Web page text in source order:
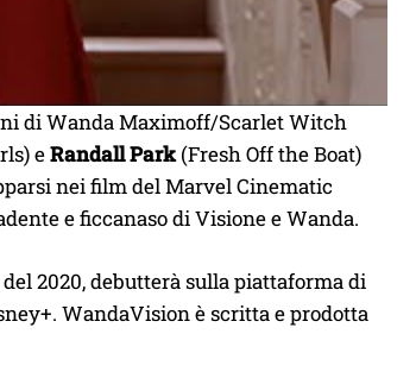
di Wanda Maximoff/Scarlet Witch
eRandall Park(Fresh Off the Boat)
nei film del Marvel Cinematic
e ficcanaso di Visione e Wanda.
2020, debutterà sulla piattaforma di
WandaVision è scritta e prodotta